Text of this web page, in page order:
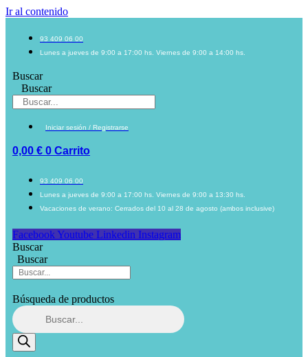
Ir al contenido
93 409 06 00
Lunes a jueves de 9:00 a 17:00 hs. Viernes de 9:00 a 14:00 hs.
Buscar
Buscar
Iniciar sesión / Registrarse
0,00 € 0 Carrito
93 409 06 00
Lunes a jueves de 9:00 a 17:00 hs. Viernes de 9:00 a 13:30 hs.
Vacaciones de verano: Cerrados del 10 al 28 de agosto (ambos inclusive)
Facebook Youtube Linkedin Instagram
Buscar
Buscar
Búsqueda de productos